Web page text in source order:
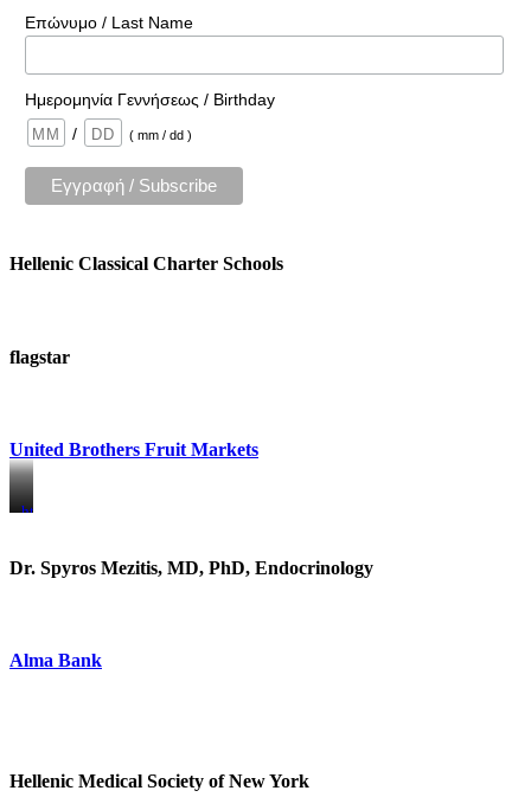
Επώνυμο / Last Name
Ημερομηνία Γεννήσεως / Birthday
/
( mm / dd )
Hellenic Classical Charter Schools
flagstar
United Brothers Fruit Markets
https://www.unitedbrothersfruitmarkets.com/
https://www.unitedbrothersfruitmarkets.com/
Dr. Spyros Mezitis, MD, PhD, Endocrinology
Alma Bank
Hellenic Medical Society of New York